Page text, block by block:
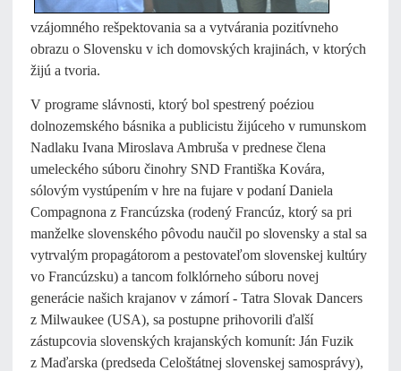
vzájomného rešpektovania sa a vytvárania pozitívneho
obrazu o Slovensku v ich domovských krajinách, v ktorých
žijú a tvoria.
V programe slávnosti, ktorý bol spestrený poéziou
dolnozemského básnika a publicistu žijúceho v rumunskom
Nadlaku Ivana Miroslava Ambruša v prednese člena
umeleckého súboru činohry SND Františka Kovára,
sólovým vystúpením v hre na fujare v podaní Daniela
Compagnona z Francúzska (rodený Francúz, ktorý sa pri
manželke slovenského pôvodu naučil po slovensky a stal sa
vytrvalým propagátorom a pestovateľom slovenskej kultúry
vo Francúzsku) a tancom folklórneho súboru novej
generácie našich krajanov v zámorí - Tatra Slovak Dancers
z Milwaukee (USA), sa postupne prihovorili ďalší
zástupcovia slovenských krajanských komunít: Ján Fuzik
z Maďarska (predseda Celoštátnej slovenskej samosprávy),